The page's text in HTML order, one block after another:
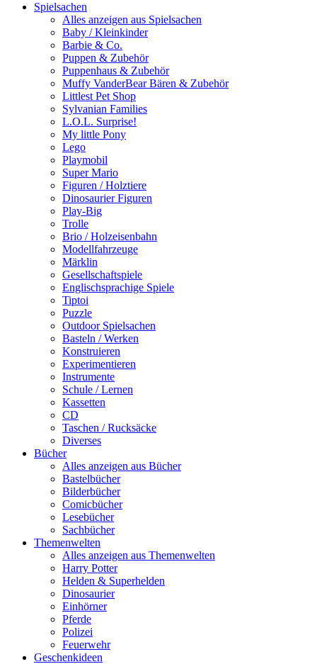
Spielsachen
Alles anzeigen aus Spielsachen
Baby / Kleinkinder
Barbie & Co.
Puppen & Zubehör
Puppenhaus & Zubehör
Muffy VanderBear Bären & Zubehör
Littlest Pet Shop
Sylvanian Families
L.O.L. Surprise!
My little Pony
Lego
Playmobil
Super Mario
Figuren / Holztiere
Dinosaurier Figuren
Play-Big
Trolle
Brio / Holzeisenbahn
Modellfahrzeuge
Märklin
Gesellschaftspiele
Englischsprachige Spiele
Tiptoi
Puzzle
Outdoor Spielsachen
Basteln / Werken
Konstruieren
Experimentieren
Instrumente
Schule / Lernen
Kassetten
CD
Taschen / Rucksäcke
Diverses
Bücher
Alles anzeigen aus Bücher
Bastelbücher
Bilderbücher
Comicbücher
Lesebücher
Sachbücher
Themenwelten
Alles anzeigen aus Themenwelten
Harry Potter
Helden & Superhelden
Dinosaurier
Einhörner
Pferde
Polizei
Feuerwehr
Geschenkideen